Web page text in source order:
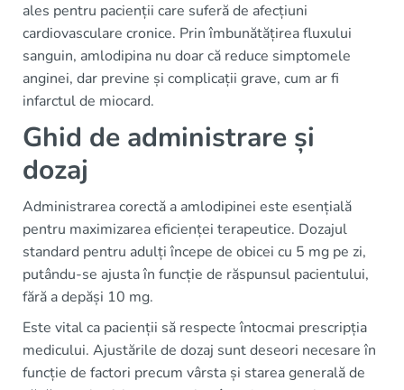
ales pentru pacienții care suferă de afecțiuni
cardiovasculare cronice. Prin îmbunătățirea fluxului
sanguin, amlodipina nu doar că reduce simptomele
anginei, dar previne și complicații grave, cum ar fi
infarctul de miocard.
Ghid de administrare și
dozaj
Administrarea corectă a amlodipinei este esențială
pentru maximizarea eficienței terapeutice. Dozajul
standard pentru adulți începe de obicei cu 5 mg pe zi,
putându-se ajusta în funcție de răspunsul pacientului,
fără a depăși 10 mg.
Este vital ca pacienții să respecte întocmai prescripția
medicului. Ajustările de dozaj sunt deseori necesare în
funcție de factori precum vârsta și starea generală de